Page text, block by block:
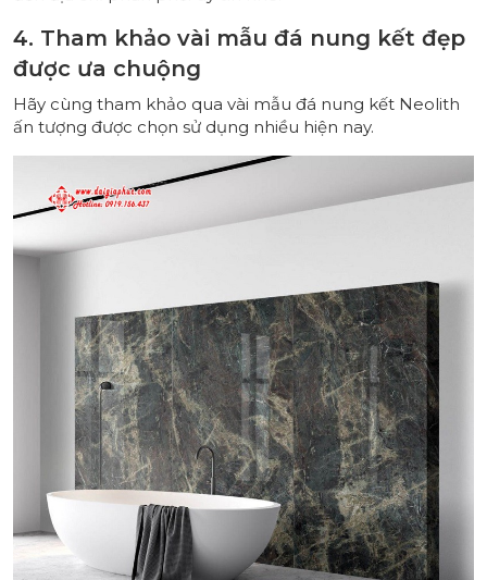
4. Tham khảo vài mẫu đá nung kết đẹp
được ưa chuộng
Hãy cùng tham khảo qua vài mẫu đá nung kết Neolith
ấn tượng được chọn sử dụng nhiều hiện nay.